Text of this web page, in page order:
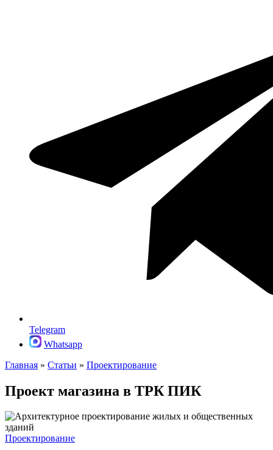
Telegram
Whatsapp
Главная » Статьи » Проектирование
Проект магазина в ТРК ПИК
Проектирование